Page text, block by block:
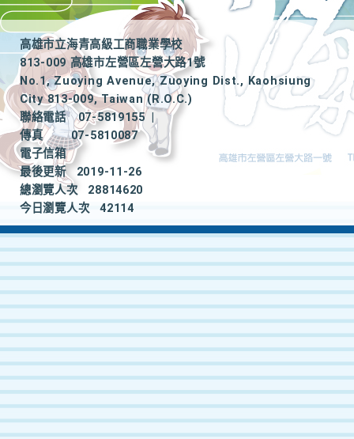
高雄市立海青高級工商職業學校
813-009 高雄市左營區左營大路1號
No.1, Zuoying Avenue, Zuoying Dist., Kaohsiung
City 813-009, Taiwan (R.O.C.)
聯絡電話
07-5819155
|
傳真
07-5810087
電子信箱
最後更新
2019-11-26
總瀏覽人次
28814620
今日瀏覽人次
42114